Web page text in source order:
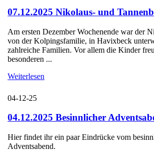
07.12.2025 Nikolaus- und
Am ersten Dezember Wochenende war der
von der Kolpingsfamilie, in Havixbeck
zahlreiche Familien. Vor allem die Kinder
besonderen ...
Weiterlesen
04-12-25
04.12.2025 Besinnlicher
Hier findet ihr ein paar Eindrücke vom
Adventsabend.